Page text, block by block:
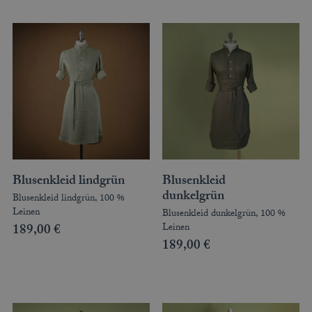
SHIRTS
PARKA
PULLOVER
HOSEN
FRAUEN
PULLOVER
GUTSCHEIN
STAMMHAUS
Blusenkleid lindgrün
Blusenkleid lindgrün, 100 %
Leinen
189,00€
Blusenkleid
dunkelgrün
Blusenkleid dunkelgrün, 100 %
Leinen
189,00€